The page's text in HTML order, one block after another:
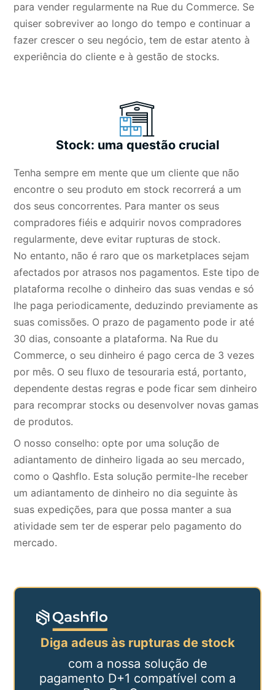
para vender regularmente na Rue du Commerce. Se
quiser sobreviver ao longo do tempo e continuar a
fazer crescer o seu negócio, tem de estar atento à
experiência do cliente e à gestão de stocks.
Stock: uma questão crucial
Tenha sempre em mente que um cliente que não
encontre o seu produto em stock recorrerá a um
dos seus concorrentes. Para manter os seus
compradores fiéis e adquirir novos compradores
regularmente, deve evitar rupturas de stock.
No entanto, não é raro que os marketplaces sejam
afectados por atrasos nos pagamentos. Este tipo de
plataforma recolhe o dinheiro das suas vendas e só
lhe paga periodicamente, deduzindo previamente as
suas comissões. O prazo de pagamento pode ir até
30 dias, consoante a plataforma. Na Rue du
Commerce, o seu dinheiro é pago cerca de 3 vezes
por mês. O seu fluxo de tesouraria está, portanto,
dependente destas regras e pode ficar sem dinheiro
para recomprar stocks ou desenvolver novas gamas
de produtos.
O nosso conselho: opte por uma solução de
adiantamento de dinheiro ligada ao seu mercado,
como o Qashflo. Esta solução permite-lhe receber
um adiantamento de dinheiro no dia seguinte às
suas expedições, para que possa manter a sua
atividade sem ter de esperar pelo pagamento do
mercado.
Diga adeus às rupturas de stock
com a nossa solução de
pagamento D+1 compatível com a